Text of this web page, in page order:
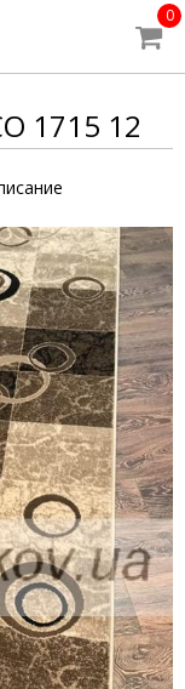
0
1715 12